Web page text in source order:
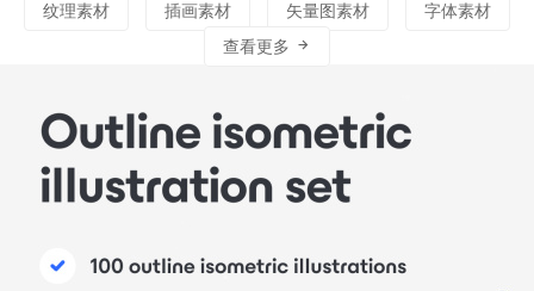
纹理素材
插画素材 矢量图素材
字体素材
查看更多